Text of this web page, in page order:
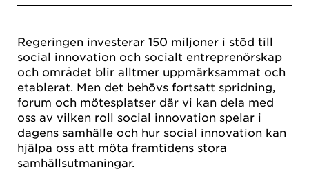
Regeringen investerar 150 miljoner i stöd till
social innovation och socialt entreprenörskap
och området blir alltmer uppmärksammat och
etablerat. Men det behövs fortsatt spridning,
forum och mötesplatser där vi kan dela med
oss av vilken roll social innovation spelar i
dagens samhälle och hur social innovation kan
hjälpa oss att möta framtidens stora
samhällsutmaningar.